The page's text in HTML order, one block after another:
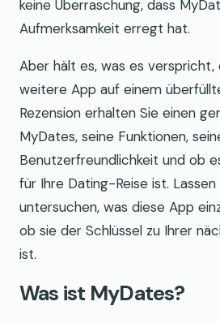
keine Überraschung, dass
Aufmerksamkeit erregt hat.
Aber hält es, was es
weitere App auf einem
Rezension erhalten Sie einen
MyDates, seine Funktionen,
Benutzerfreundlichkeit und ob
für Ihre Dating-Reise ist. Lassen
untersuchen, was diese App
ob sie der Schlüssel zu Ihrer
ist.
Was ist MyDates?